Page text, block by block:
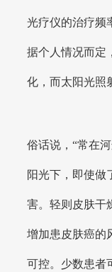
光疗仪的治疗频
据个人情况而定
化，而太阳光照
俗话说，“常在
阳光下，即使做
害。轻则皮肤干
增加患皮肤癌的
可控。少数患者